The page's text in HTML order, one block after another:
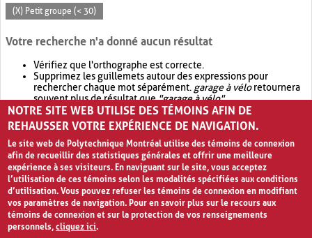
(X) Petit groupe (< 30)
Votre recherche n'a donné aucun résultat
Vérifiez que l'orthographe est correcte.
Supprimez les guillemets autour des expressions pour
rechercher chaque mot séparément. garage à véloretournera
souvent plus de résultat que"garage à vélo".
Envisagez d'élargir votre recherche avec OR.garage OR vélo
retournera souvent plus de résultat quegarage à vélo
NOTRE SITE WEB UTILISE DES TÉMOINS AFIN DE
REHAUSSER VOTRE EXPÉRIENCE DE NAVIGATION.
Le site web de Polytechnique Montréal utilise des témoins de connexion
afin de recueillir des statistiques générales et offrir une meilleure
expérience à ses visiteurs. En naviguant sur le site, vous acceptez
l’utilisation de ces témoins selon les modalités spécifiées aux conditions
d’utilisation. Vous pouvez refuser les témoins de connexion en modifiant
vos paramètres de navigation. Pour en savoir plus sur le recours aux
témoins de connexion et sur la protection de vos renseignements
personnels,cliquez ici.